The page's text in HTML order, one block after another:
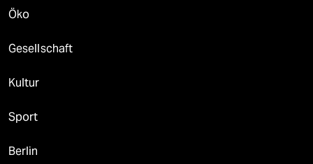
Öko
Gesellschaft
Kultur
Sport
Berlin